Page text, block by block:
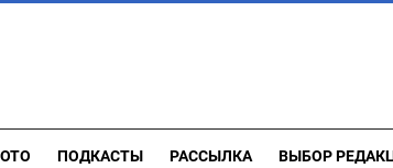
ПОДКАСТЫ РАССЫЛКА ВЫБОР